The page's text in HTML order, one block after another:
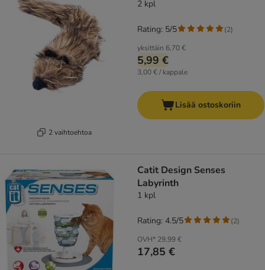
2 vaihtoehtoa
2 kpl
yksittäin 6,70 €
5,99 €
3,00 € / kappale
Rating: 5/5 (2)
Lisää ostoskoriin
Catit Design Senses
Labyrinth
1 kpl
OVH* 29,99 €
17,85 €
Rating: 4.5/5 (2)